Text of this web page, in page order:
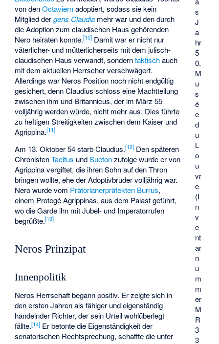
s
J
a
hr
5
0,
M
u
s
é
e
d
u
L
o
u
vr
e
(I
n
v
e
nt
ar
n
u
m
m
er
M
R
3
3
von denOctaviernadoptiert, sodass sie kein
Mitglied dergens Claudia mehr war und den durch
die Adoption zum claudischen Haus gehörenden
Nero heiraten konnte.[10] Damit war er nicht nur
väterlicher- und mütterlicherseits mit dem julisch-
claudischen Haus verwandt, sondernfaktischauch
mit dem aktuellen Herrscher verschwägert.
Allerdings war Neros Position noch nicht endgültig
gesichert, denn Claudius schloss eine Machtteilung
zwischen ihm und Britannicus, der im März 55
volljährig werden würde, nicht mehr aus. Dies führte
zu heftigen Streitigkeiten zwischen dem Kaiser und
Agrippina.[11]
Am 13. Oktober 54 starb Claudius.[12] Den späteren
ChronistenTacitus undSuetonzufolge wurde er von
Agrippina vergiftet, die ihren Sohn auf den Thron
bringen wollte, ehe der Adoptivbruder volljährig war.
Nero wurde vom Prätorianerpräfekten Burrus,
einem Protegé Agrippinas, aus dem Palast geführt,
wo die Garde ihn mit Jubel- und Imperatorrufen
begrüßte.[13]
Neros Prinzipat
Innenpolitik
Neros Herrschaft begann positiv. Er zeigte sich in
den ersten Jahren als fähiger und eigenständig
handelnder Richter, der sein Urteil wohlüberlegt
fällte.[14] Er betonte die Eigenständigkeit der
senatorischen Rechtsprechung, schaffte die unter